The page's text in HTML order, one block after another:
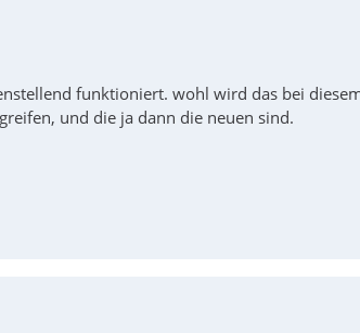
funktioniert. wohl wird das bei
und die ja dann die neuen sind.